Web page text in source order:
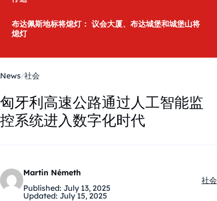
布达佩斯地标将熄灯： 议会大厦、布达城堡和城堡山将
熄灯
News 社会
匈牙利高速公路通过人工智能监
控系统进入数字化时代
Martin Németh
Published: July 13, 2025
Updated: July 15, 2025
社会